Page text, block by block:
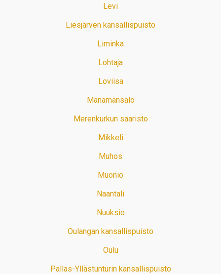
Levi
Liesjärven kansallispuisto
Liminka
Lohtaja
Loviisa
Manamansalo
Merenkurkun saaristo
Mikkeli
Muhos
Muonio
Naantali
Nuuksio
Oulangan kansallispuisto
Oulu
Pallas-Yllästunturin kansallispuisto